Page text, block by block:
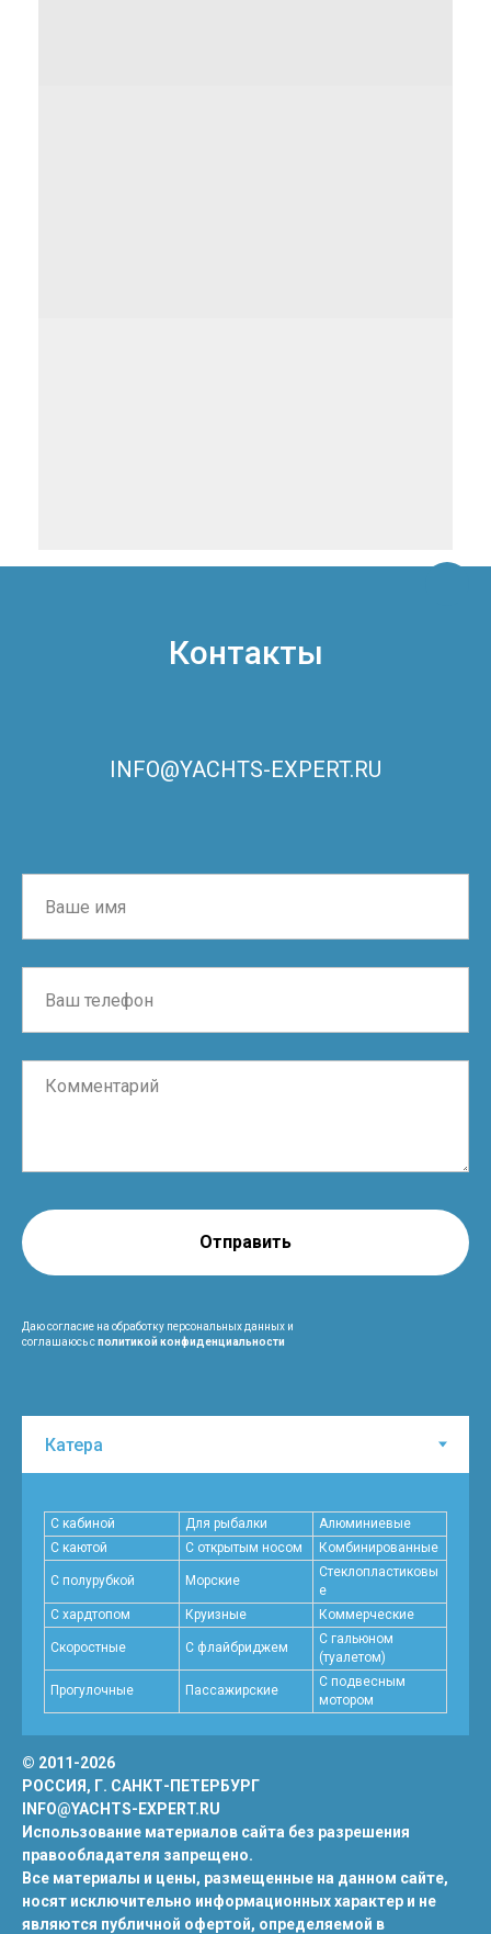
Контакты
INFO@YACHTS-EXPERT.RU
Отправить
Даю согласие на обработку персональных данных и
соглашаюсь сполитикой конфиденциальности
С кабиной Для рыбалки
Алюминиевые
С каютой
С открытым носом Комбинированные
С полурубкой Морские
Стеклопластиковы
е
С хардтопом
Круизные Коммерческие
Скоростные C флайбриджем
С гальюном
(туалетом)
Прогулочные Пассажирские
С подвесным
мотором
© 2011-2026
РОССИЯ, Г. САНКТ-ПЕТЕРБУРГ
INFO@YACHTS-EXPERT.RU
Использование материалов сайта без разрешения
правообладателя запрещено.
Все материалы и цены, размещенные на данном сайте,
носят исключительно информационных характер и не
являются публичной офертой, определяемой в